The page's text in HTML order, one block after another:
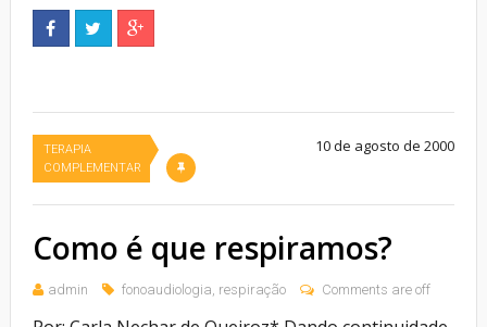
TERAPIA
COMPLEMENTAR
10 de agosto de 2000
Como é que respiramos?
admin fonoaudiologia, respiração Comments are off